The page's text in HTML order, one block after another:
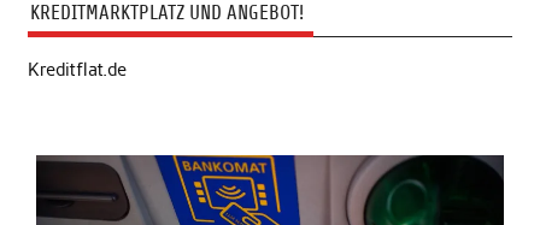
KREDITMARKTPLATZ UND ANGEBOT!
Kreditflat.de